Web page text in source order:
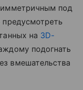
под
на 3D-
подогнать
вмешательства